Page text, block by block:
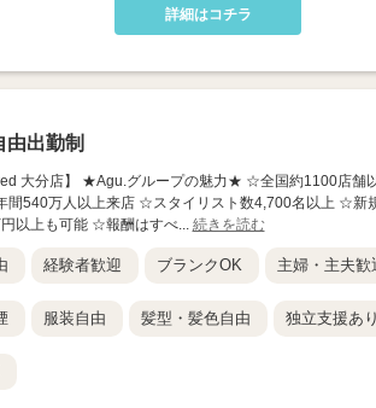
詳細はコチラ
出勤制
大分店】 ★Agu.グループの魅力★ ☆全国約1100店
間540万人以上来店 ☆スタイリスト数4,700名以上 ☆新
以上も可能 ☆報酬はすべ... 続きを読む
経験者歓迎 ブランクOK 主婦・主夫歓
服装自由 髪型・髪色自由 独立支援あり